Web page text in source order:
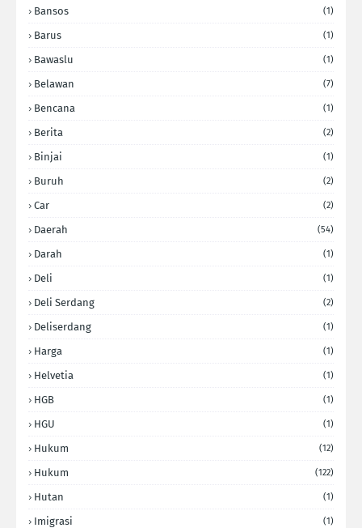
Bansos (1)
Barus (1)
Bawaslu (1)
Belawan (7)
Bencana (1)
Berita (2)
Binjai (1)
Buruh (2)
Car (2)
Daerah (54)
Darah (1)
Deli (1)
Deli Serdang (2)
Deliserdang (1)
Harga (1)
Helvetia (1)
HGB (1)
HGU (1)
Hukum (12)
Hukum (122)
Hutan (1)
Imigrasi (1)